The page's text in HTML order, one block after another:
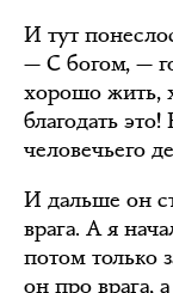
И тут
— С богом, —
хорошо жить,
благодать
человечьего
И дальше он
врага. А я
потом только
он про врага,